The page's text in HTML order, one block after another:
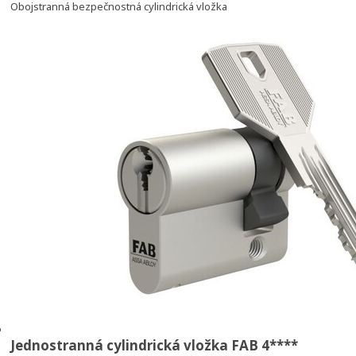
Obojstranná bezpečnostná cylindrická vložka
Jednostranná cylindrická vložka FAB 4****